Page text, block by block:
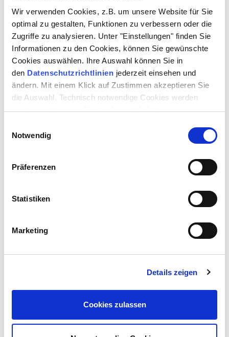
Wir verwenden Cookies, z.B. um unsere Website für Sie
optimal zu gestalten, Funktionen zu verbessern oder die
Zugriffe zu analysieren. Unter "Einstellungen" finden Sie
Informationen zu den Cookies, können Sie gewünschte
Cookies auswählen. Ihre Auswahl können Sie in
den Datenschutzrichtlinien jederzeit einsehen und
ändern. Mit einem Klick auf Zustimmen akzeptieren Sie
die Auswahl. Technisch notwendige Cookies werden
auch gesetzt, wenn Sie die Auswahl ablehnen.
Notwendig
Präferenzen
Statistiken
Marketing
Details zeigen
Cookies zulassen